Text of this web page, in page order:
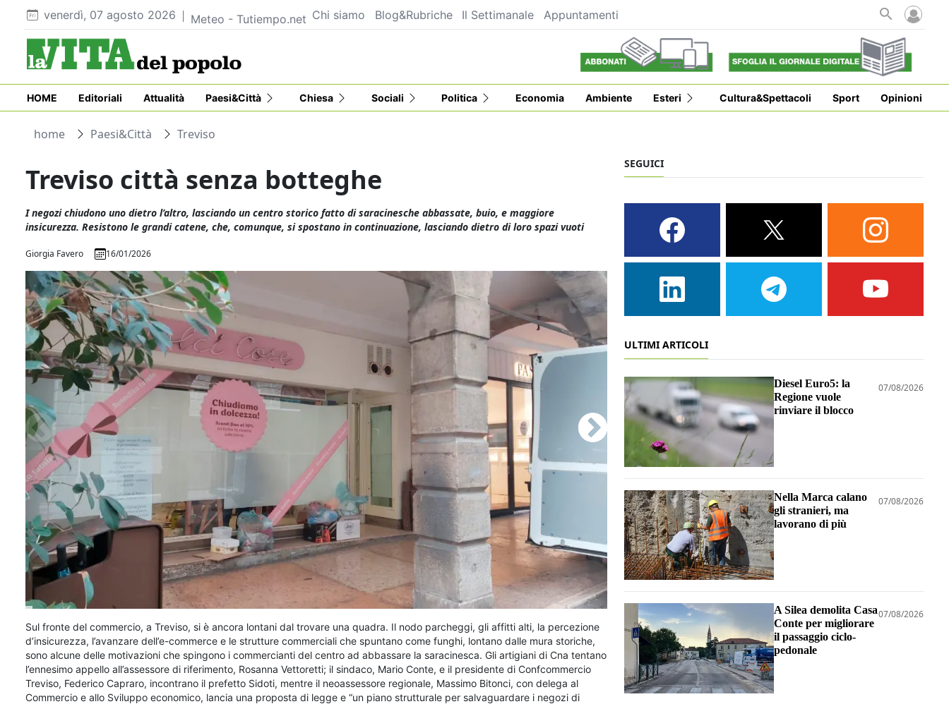
venerdì, 07 agosto 2026 Meteo - Tutiempo.net Chi siamo Blog&Rubriche Il Settimanale Appuntamenti
HOME Editoriali Attualità Paesi&Città Chiesa Sociali Politica Economia Ambiente Esteri Cultura&Spettacoli Sport Opinioni
home Paesi&Città Treviso
Treviso città senza botteghe
I negozi chiudono uno dietro l’altro, lasciando un centro storico fatto di saracinesche abbassate, buio, e maggiore
insicurezza. Resistono le grandi catene, che, comunque, si spostano in continuazione, lasciando dietro di loro spazi vuoti
Giorgia Favero 16/01/2026
Sul fronte del commercio, a Treviso, si è ancora lontani dal trovare una quadra. Il nodo parcheggi, gli affitti alti, la percezione
d’insicurezza, l’avanzare dell’e-commerce e le strutture commerciali che spuntano come funghi, lontano dalle mura storiche,
sono alcune delle motivazioni che spingono i commercianti del centro ad abbassare la saracinesca. Gli artigiani di Cna tentano
l’ennesimo appello all’assessore di riferimento, Rosanna Vettoretti; il sindaco, Mario Conte, e il presidente di Confcommercio
Treviso, Federico Capraro, incontrano il prefetto Sidoti, mentre il neoassessore regionale, Massimo Bitonci, con delega al
Commercio e allo Sviluppo economico, lancia una proposta di legge e “un piano strutturale per salvaguardare i negozi di
SEGUICI
ULTIMI ARTICOLI
Diesel Euro5: la
Regione vuole
rinviare il blocco
07/08/2026
Nella Marca calano
gli stranieri, ma
lavorano di più
07/08/2026
A Silea demolita Casa
Conte per migliorare
il passaggio ciclo-
pedonale
07/08/2026